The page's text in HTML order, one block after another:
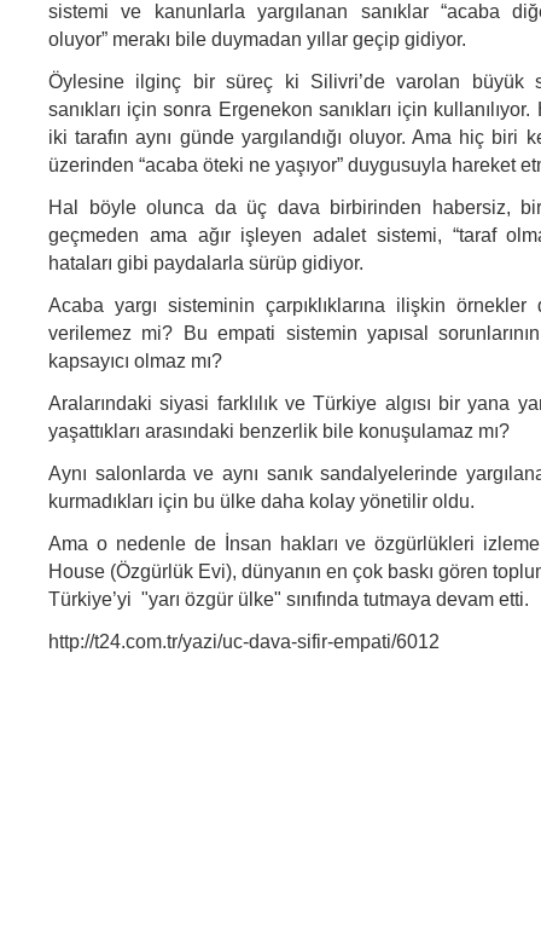
sistemi ve kanunlarla yargılanan sanıklar “acaba
oluyor” merakı bile duymadan yıllar geçip gidiyor.
Öylesine ilginç bir süreç ki Silivri’de varolan büyük
sanıkları için sonra Ergenekon sanıkları için
iki tarafın aynı günde yargılandığı oluyor. Ama hiç biri
üzerinden “acaba öteki ne yaşıyor” duygusuyla hareket
Hal böyle olunca da üç dava birbirinden habersiz,
geçmeden ama ağır işleyen adalet sistemi, “taraf
hataları gibi paydalarla sürüp gidiyor.
Acaba yargı sisteminin çarpıklıklarına ilişkin örnekler
verilemez mi? Bu empati sistemin yapısal
kapsayıcı olmaz mı?
Aralarındaki siyasi farklılık ve Türkiye algısı bir yana
yaşattıkları arasındaki benzerlik bile konuşulamaz mı?
Aynı salonlarda ve aynı sanık sandalyelerinde
kurmadıkları için bu ülke daha kolay yönetilir oldu.
Ama o nedenle de İnsan hakları ve özgürlükleri
House (Özgürlük Evi), dünyanın en çok baskı gören
Türkiye’yi "yarı özgür ülke" sınıfında tutmaya devam etti.
http://t24.com.tr/yazi/uc-dava-sifir-empati/6012